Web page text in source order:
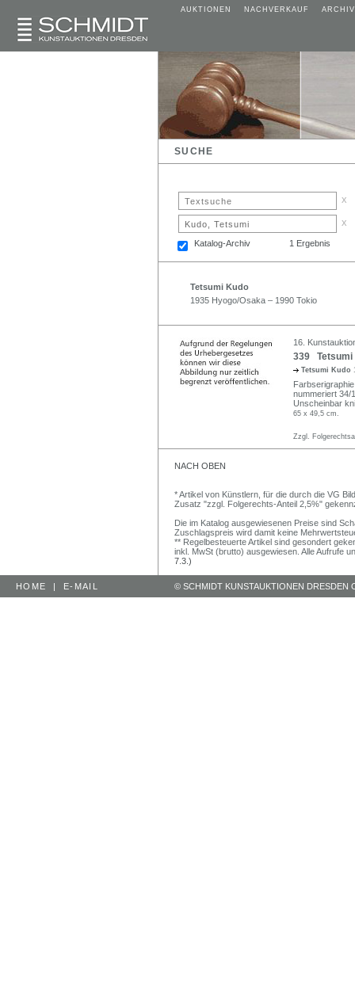
AUKTIONEN NACHVERKAUF ARCHIV
SUCHE
x
x
Katalog-Archiv 1 Ergebnis
Tetsumi Kudo
1935 Hyogo/Osaka – 1990 Tokio
16.
339 Tetsumi
Tetsumi Kudo
nummeriert 34/
Unscheinbar
65 x 49,5 cm.
Zzgl.
NACH OBEN
* Artikel von Künstlern, für die durch die VG
Zusatz "zzgl. Folgerechts-Anteil 2,5%"
Die im Katalog ausgewiesenen Preise sind
Zuschlagspreis wird damit keine
** Regelbesteuerte Artikel sind gesondert
inkl. MwSt (brutto) ausgewiesen. Alle Aufrufe
7.3.)
HOME | E-MAIL © SCHMIDT KUNSTAUKTIONEN DRESDEN